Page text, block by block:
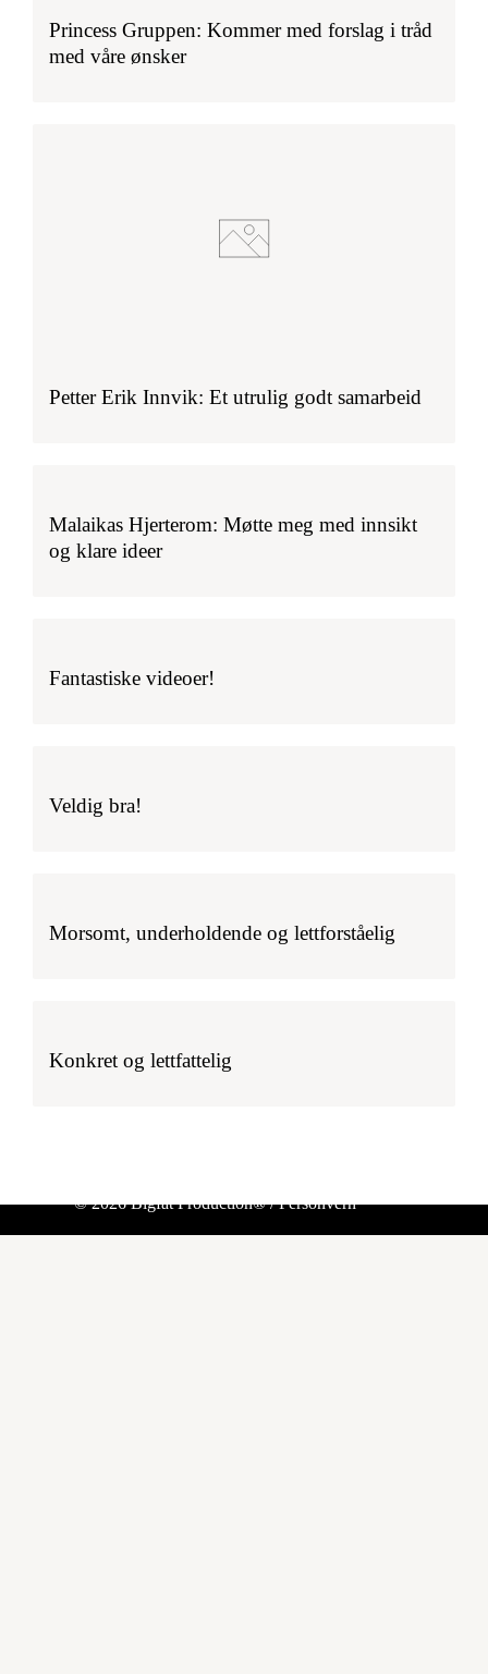
Princess Gruppen: Kommer med forslag i tråd
med våre ønsker
Petter Erik Innvik: Et utrulig godt samarbeid
Malaikas Hjerterom: Møtte meg med innsikt
og klare ideer
Fantastiske videoer!
Veldig bra!
Morsomt, underholdende og lettforståelig
Konkret og lettfattelig
© 2026 Bigfat Production® /Personvern